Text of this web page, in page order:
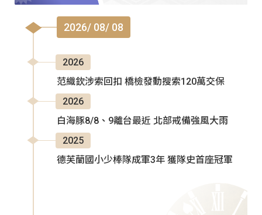
2026/ 08/ 08
2026
范織欽涉索回扣 橋檢發動搜索120萬交保
2026
白海豚8/8、9離台最近 北部戒備強風大雨
2025
德芙蘭國小少棒隊成軍3年 獲隊史首座冠軍